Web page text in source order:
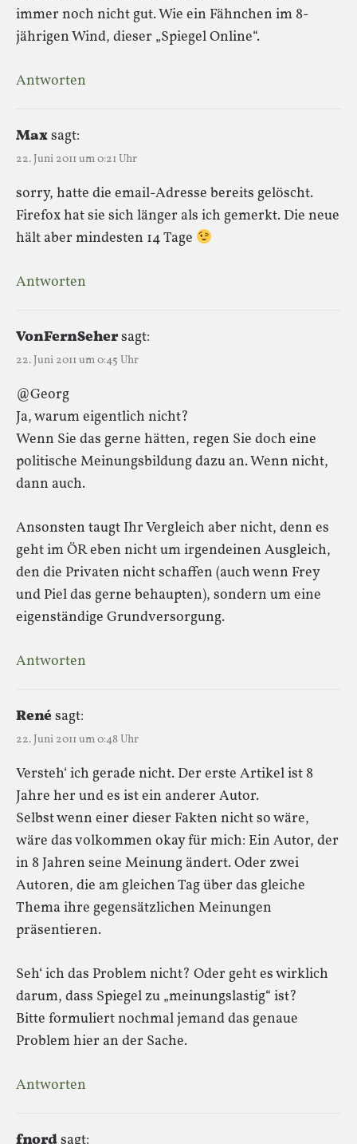
immer noch nicht gut. Wie ein Fähnchen im 8-
jährigen Wind, dieser „Spiegel Online“.
Antworten
Maxsagt:
22. Juni 2011 um 0:21 Uhr
sorry, hatte die email-Adresse bereits gelöscht.
Firefox hat sie sich länger als ich gemerkt. Die neue
hält aber mindesten 14 Tage
Antworten
VonFernSehersagt:
22. Juni 2011 um 0:45 Uhr
@Georg
Ja, warum eigentlich nicht?
Wenn Sie das gerne hätten, regen Sie doch eine
politische Meinungsbildung dazu an. Wenn nicht,
dann auch.
Ansonsten taugt Ihr Vergleich aber nicht, denn es
geht im ÖR eben nicht um irgendeinen Ausgleich,
den die Privaten nicht schaffen (auch wenn Frey
und Piel das gerne behaupten), sondern um eine
eigenständige Grundversorgung.
Antworten
Renésagt:
22. Juni 2011 um 0:48 Uhr
Versteh‘ ich gerade nicht. Der erste Artikel ist 8
Jahre her und es ist ein anderer Autor.
Selbst wenn einer dieser Fakten nicht so wäre,
wäre das volkommen okay für mich: Ein Autor, der
in 8 Jahren seine Meinung ändert. Oder zwei
Autoren, die am gleichen Tag über das gleiche
Thema ihre gegensätzlichen Meinungen
präsentieren.
Seh‘ ich das Problem nicht? Oder geht es wirklich
darum, dass Spiegel zu „meinungslastig“ ist?
Bitte formuliert nochmal jemand das genaue
Problem hier an der Sache.
Antworten